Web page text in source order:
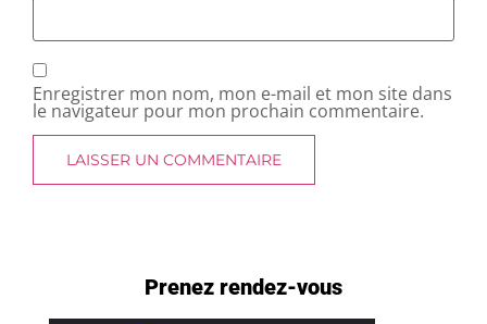
Enregistrer mon nom, mon e-mail et mon site dans
le navigateur pour mon prochain commentaire.
Prenez rendez-vous